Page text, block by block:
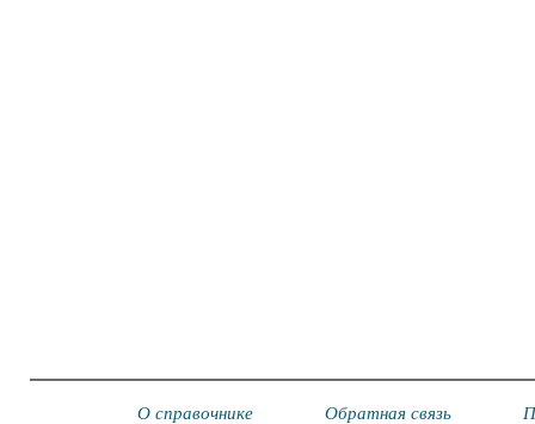
О справочнике Обратная связь